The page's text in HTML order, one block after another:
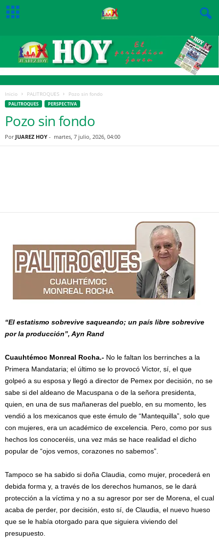
Inicio PALITROQUES Pozo sin fondo
PALITROQUES PERSPECTIVA
Pozo sin fondo
Por JUAREZ HOY - martes, 7 julio, 2026, 04:00
“El estatismo sobrevive saqueando; un país libre sobrevive
por la producción”, Ayn Rand
Cuauhtémoc Monreal Rocha.- No le faltan los berrinches a la
Primera Mandataria; el último se lo provocó Víctor, sí, el que
golpeó a su esposa y llegó a director de Pemex por decisión, no se
sabe si del aldeano de Macuspana o de la señora presidenta,
quien, en una de sus mañaneras del pueblo, en su momento, les
vendió a los mexicanos que este émulo de “Mantequilla”, solo que
con mujeres, era un académico de excelencia. Pero, como por sus
hechos los conoceréis, una vez más se hace realidad el dicho
popular de “ojos vemos, corazones no sabemos”.
Tampoco se ha sabido si doña Claudia, como mujer, procederá en
debida forma y, a través de los derechos humanos, se le dará
protección a la víctima y no a su agresor por ser de Morena, el cual
acaba de perder, por decisión, esto sí, de Claudia, el nuevo hueso
que se le había otorgado para que siguiera viviendo del
presupuesto.